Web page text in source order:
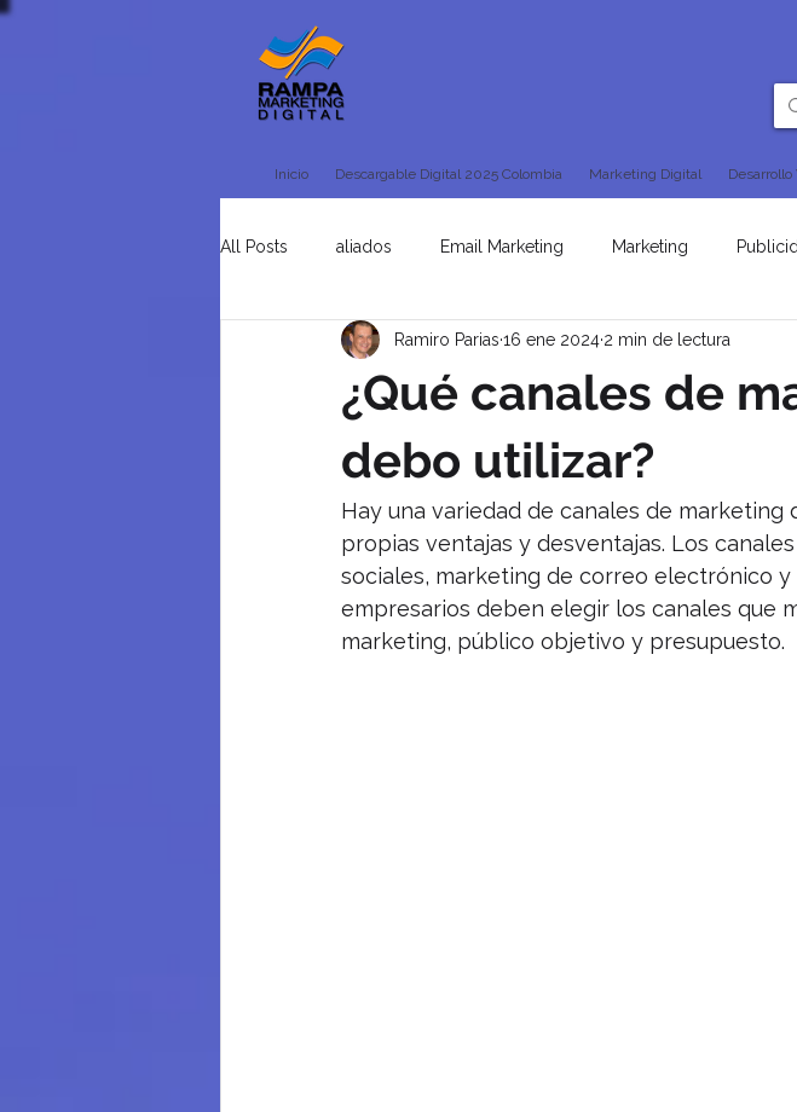
Inicio Descargable Digital 2025 Colombia Marketing Digital
All Posts aliados Email Marketing Marketing
Tienda Online Uncategorised SEO
¿Qué canales de
debo utilizar?
Ramiro Parias 16 ene 2024 2 min de lectura
Hay una variedad de canales de marketing
propias ventajas y desventajas. Los
sociales, marketing de correo electrónico
empresarios deben elegir los canales que
marketing, público objetivo y presupuesto.